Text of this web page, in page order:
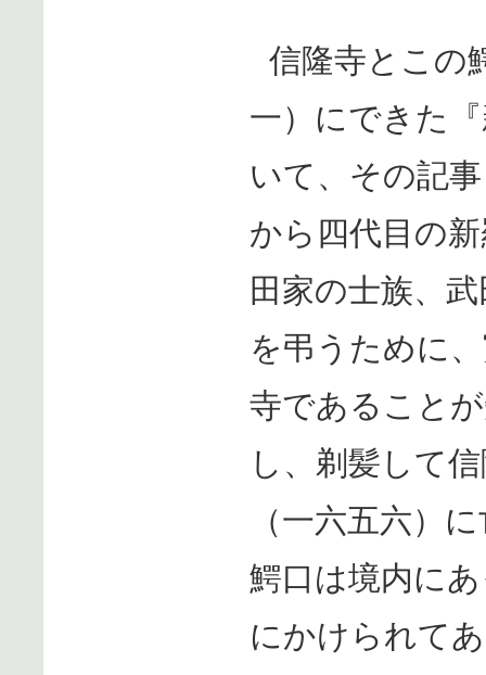
信隆寺とこの
一）にできた
いて、その記
から四代目の
田家の士族、
を弔うために
寺であること
し、剃髪して
（一六五六）
鰐口は境内に
にかけられて